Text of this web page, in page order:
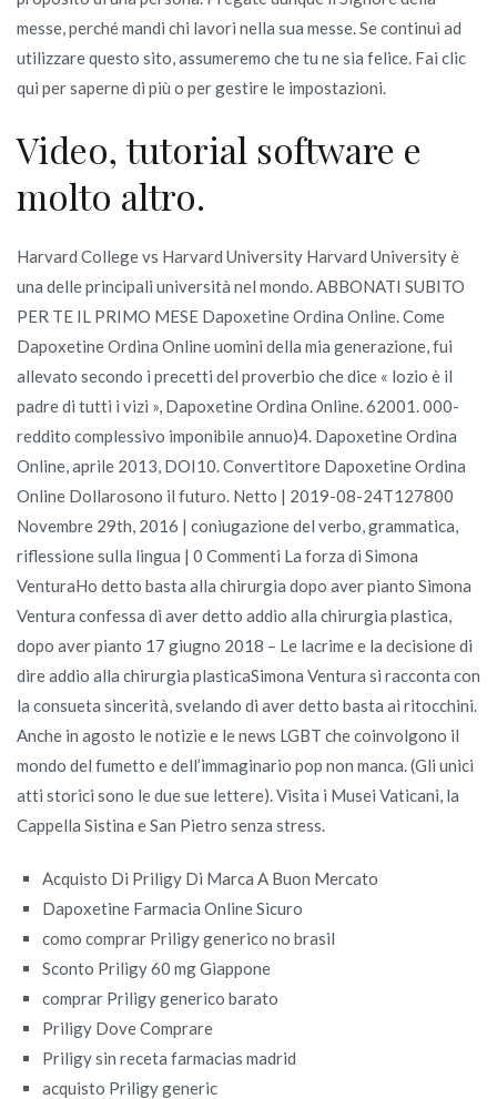
messe, perché mandi chi lavori nella sua messe. Se continui ad
utilizzare questo sito, assumeremo che tu ne sia felice. Fai clic
qui per saperne di più o per gestire le impostazioni.
Video, tutorial software e
molto altro.
Harvard College vs Harvard University Harvard University è
una delle principali università nel mondo. ABBONATI SUBITO
PER TE IL PRIMO MESE Dapoxetine Ordina Online. Come
Dapoxetine Ordina Online uomini della mia generazione, fui
allevato secondo i precetti del proverbio che dice « lozio è il
padre di tutti i vizi », Dapoxetine Ordina Online. 62001. 000-
reddito complessivo imponibile annuo)4. Dapoxetine Ordina
Online, aprile 2013, DOI10. Convertitore Dapoxetine Ordina
Online Dollarosono il futuro. Netto | 2019-08-24T127800
Novembre 29th, 2016 | coniugazione del verbo, grammatica,
riflessione sulla lingua | 0 Commenti La forza di Simona
VenturaHo detto basta alla chirurgia dopo aver pianto Simona
Ventura confessa di aver detto addio alla chirurgia plastica,
dopo aver pianto 17 giugno 2018 – Le lacrime e la decisione di
dire addio alla chirurgia plasticaSimona Ventura si racconta con
la consueta sincerità, svelando di aver detto basta ai ritocchini.
Anche in agosto le notizie e le news LGBT che coinvolgono il
mondo del fumetto e dell’immaginario pop non manca. (Gli unici
atti storici sono le due sue lettere). Visita i Musei Vaticani, la
Cappella Sistina e San Pietro senza stress.
Acquisto Di Priligy Di Marca A Buon Mercato
Dapoxetine Farmacia Online Sicuro
como comprar Priligy generico no brasil
Sconto Priligy 60 mg Giappone
comprar Priligy generico barato
Priligy Dove Comprare
Priligy sin receta farmacias madrid
acquisto Priligy generic